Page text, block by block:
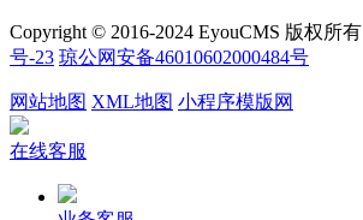
Copyright © 2016-2024 EyouCMS 版权所有
号-23 琼公网安备46010602000484号
网站地图 XML地图 小程序模版网
在线客服